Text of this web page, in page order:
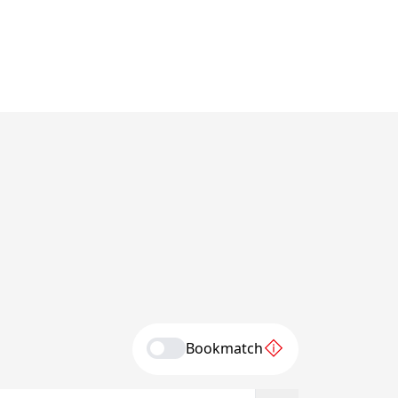
Bookmatch